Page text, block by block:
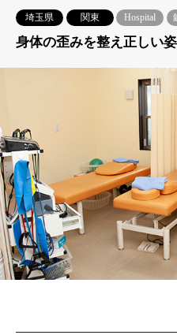
埼玉県 関東 Hospital
身体の歪みを整え正しい